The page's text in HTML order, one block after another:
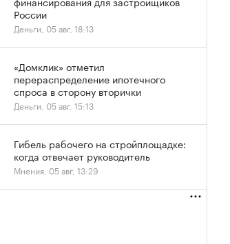
России
Деньги, 05 авг, 18:13
«Домклик» отметил
перераспределение ипотечного
спроса в сторону вторички
Деньги, 05 авг, 15:13
Гибель рабочего на стройплощадке:
когда отвечает руководитель
Мнения, 05 авг, 13:29